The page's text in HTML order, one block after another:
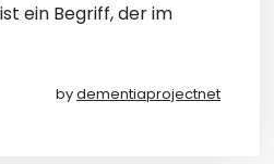
ein Begriff, der im
bydementiaprojectnet